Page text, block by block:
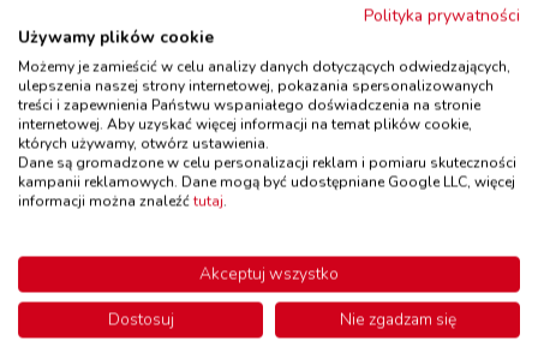
DostępnośćW magazynie
3 szt.
do 5 dni
62,90 zł z VAT
Do koszyka
kod: VN77657
1 szt.
do 5 dni
55,90 zł z VAT
Do koszyka
INFOPANEL
Katalogi online
Blog
Polityka prywatności
Używamy plików cookie
Możemy je zamieścić w celu analizy danych dotyczących odwiedzających,
ulepszenia naszej strony internetowej, pokazania spersonalizowanych
treści i zapewnienia Państwu wspaniałego doświadczenia na stronie
internetowej. Aby uzyskać więcej informacji na temat plików cookie,
których używamy, otwórz ustawienia.
Dane są gromadzone w celu personalizacji reklam i pomiaru skuteczności
kampanii reklamowych. Dane mogą być udostępniane Google LLC, więcej
informacji można znaleźćtutaj.
Akceptuj wszystko
Dostosuj
Nie zgadzam się